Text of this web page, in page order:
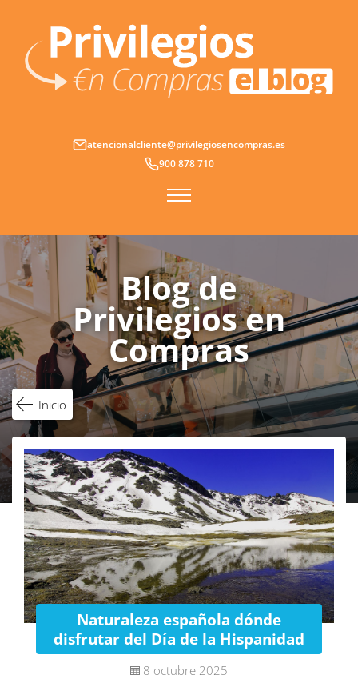
contenido
atencionalcliente@privilegiosencompras.es
900 878 710
Blog de
Privilegios en
Compras
Inicio
Naturaleza española dónde
disfrutar del Día de la Hispanidad
8 octubre 2025